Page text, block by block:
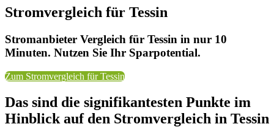
Stromvergleich für Tessin
Stromanbieter Vergleich für Tessin in nur 10
Minuten. Nutzen Sie Ihr Sparpotential.
Zum Stromvergleich für Tessin
Das sind die signifikantesten Punkte im
Hinblick auf den Stromvergleich in Tessin